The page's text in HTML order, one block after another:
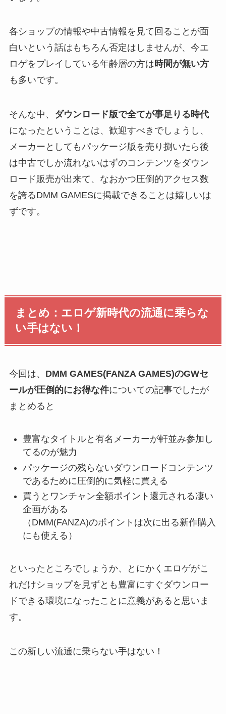
各ショップの情報や中古情報を見て回ることが面
白いという話はもちろん否定はしませんが、今エ
ロゲをプレイしている年齢層の方は時間が無い方
も多いです。
そんな中、 ダウンロード版で全てが事足りる時代
になったということは、歓迎すべきでしょうし、
メーカーとしてもパッケージ版を売り捌いたら後
は中古でしか流れないはずのコンテンツをダウン
ロード販売が出来て、なおかつ圧倒的アクセス数
を誇るDMM GAMESに掲載できることは嬉しいは
ずです。
まとめ：エロゲ新時代の流通に乗らな
い手はない！
今回は、 DMM GAMES(FANZA GAMES)のGWセ
ールが圧倒的にお得な件についての記事でしたが
まとめると
豊富なタイトルと有名メーカーが軒並み参加し
てるのが魅力
パッケージの残らないダウンロードコンテンツ
であるために圧倒的に気軽に買える
買うとワンチャン全額ポイント還元される凄い
企画がある
（DMM(FANZA)のポイントは次に出る新作購入
にも使える）
といったところでしょうか、とにかくエロゲがこ
れだけショップを見ずとも豊富にすぐダウンロー
ドできる環境になったことに意義があると思いま
す。
この新しい流通に乗らない手はない！